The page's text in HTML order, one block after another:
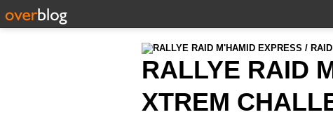
RALLYE RAID
XTREM